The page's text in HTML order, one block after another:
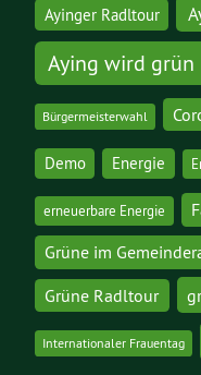
Ayinger Radltour
Aying wird grün
Bürgermeisterwahl
Demo Energie
erneuerbare Energie
Grüne im
Grüne Radltour
Internationaler Frauentag